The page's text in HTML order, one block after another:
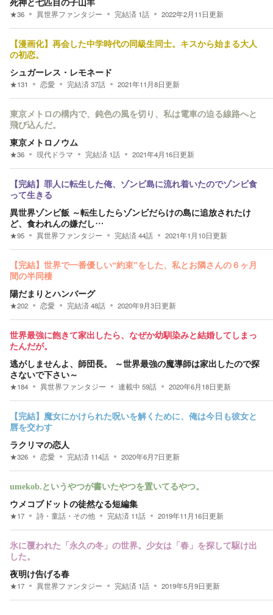
★36 異世界ファンタジー 完結済 1話 2022年2月11日更新
【漫画化】再会した中学時代の同級生同士。キスから始まる大人
の初恋。
シュガーレス・レモネード
★131 恋愛 完結済37話 2021年11月8日更新
東京メトロの構内で、鈍色の風を切り、私は電車の迫る線路へと
飛び込んだ。
東京メトロノウム
★36 現代ドラマ 完結済 1話 2021年4月16日更新
【完結】罪人に転生した俺、ゾンビ島に流れ着いたのでゾンビ食
って生きる
異世界ゾンビ飯 ～転生したらゾンビだらけの島に追放されたけ
ど、食われんの嫌だし…
★95 異世界ファンタジー 完結済44話 2021年1月10日更新
【完結】世界で一番優しい“約束”をした、私とお隣さんの６ヶ月
間の半同棲
陽だまりとハンバーグ
★202 恋愛 完結済48話 2020年9月3日更新
世界最強に飽きて家出したら、なぜか幼馴染みと結婚してしまっ
たんだが。
逃がしませんよ、師団長。 ～世界最強の魔導師は家出したので探
さないで下さい～
★184 異世界ファンタジー 連載中 59話 2020年6月18日更新
【完結】魔女にかけられた呪いを解くために、俺は今日も彼女と
唇を交わす
ラクリマの恋人
★326 恋愛 完結済 114話 2020年6月7日更新
umekob.というやつが書いたやつを置いてるやつ。
ウメコブドットの徒然なる短編集
★17 詩・童話・その他 完結済 11話 2019年11月16日更新
氷に覆われた「永久の冬」の世界。少女は「春」を探して駆け出
した。
夜明け告げる春
★17 異世界ファンタジー 完結済 1話 2019年5月9日更新